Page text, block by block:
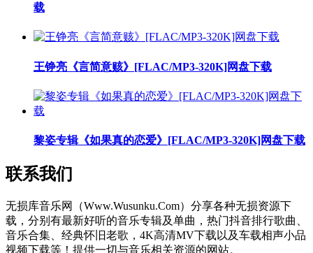
载
王铮亮《言简意赅》[FLAC/MP3-320K]网盘下载
黎姿专辑《如果真的恋爱》[FLAC/MP3-320K]网盘下载
联系我们
无损库音乐网（Www.Wusunku.Com）分享各种无损资源下
载，分别有最新好听的音乐专辑及单曲，热门抖音排行歌曲、
音乐合集、经典怀旧老歌，4K高清MV下载以及车载相声小品
视频下载等！提供一切与音乐相关资源的网站。